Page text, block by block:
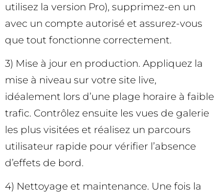
utilisez la version Pro), supprimez-en un
avec un compte autorisé et assurez-vous
que tout fonctionne correctement.
3) Mise à jour en production. Appliquez la
mise à niveau sur votre site live,
idéalement lors d’une plage horaire à faible
trafic. Contrôlez ensuite les vues de galerie
les plus visitées et réalisez un parcours
utilisateur rapide pour vérifier l’absence
d’effets de bord.
4) Nettoyage et maintenance. Une fois la